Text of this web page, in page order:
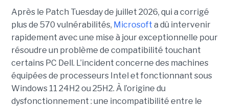
Après le Patch Tuesday de juillet 2026, qui a corrigé
plus de 570 vulnérabilités, Microsoft a dû intervenir
rapidement avec une mise à jour exceptionnell e pour
résoudre un problème de compatibilité touchant
certains PC Dell. L’incident concerne des machines
équipées de processeurs Intel et fonctionnant sous
Windows 11 24H2 ou 25H2. À l’origine du
dysfonctionnement : une incompatibilité entre le